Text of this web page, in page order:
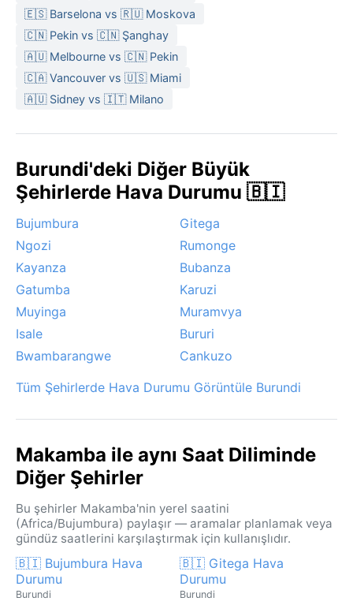
kadar sürer; geceler 10°C'nin altına düşerken
gündüzler serin ve kurudur. En yoğun yağışlar mart ve
nisan aylarında görülür, nem oranı bu dönemde
oldukça yükselir. Mayıstan eylüle kadar kurak bir
mevsim yaşanır. Yolculuk için hafif pamuklu kıyafetler,
bir yağmurluk ve serin akşamlar için ince bir hırka
Makamba'yı ziyaret etmek için en uygun dönem,
yağışların azaldığı mayıs son
🇪🇸 Barselona vs 🇷🇺 Moskova
🇨🇳 Pekin vs 🇨🇳 Şanghay
🇦🇺 Melbourne vs 🇨🇳 Pekin
🇨🇦 Vancouver vs 🇺🇸 Miami
🇦🇺 Sidney vs 🇮🇹 Milano
Burundi'deki Diğer Büyük
Şehirlerde Hava Durumu 🇧🇮
Bujumbura
Gitega
Ngozi
Rumonge
Kayanza
Bubanza
Gatumba
Karuzi
Muyinga
Muramvya
Isale
Bururi
Bwambarangwe
Cankuzo
Tüm Şehirlerde Hava Durumu Görüntüle Burundi
Makamba ile aynı Saat Diliminde
Diğer Şehirler
Bu şehirler Makamba'nin yerel saatini
(Africa/Bujumbura) paylaşır — aramalar planlamak veya
gündüz saatlerini karşılaştırmak için kullanışlıdır.
🇧🇮 Bujumbura Hava
Durumu
Burundi
🇧🇮 Gitega Hava
Durumu
Burundi